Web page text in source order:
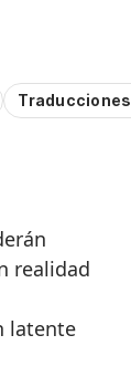
Traducciones
realidad
latente
de